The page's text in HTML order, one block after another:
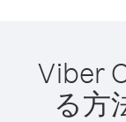
Viber
る方